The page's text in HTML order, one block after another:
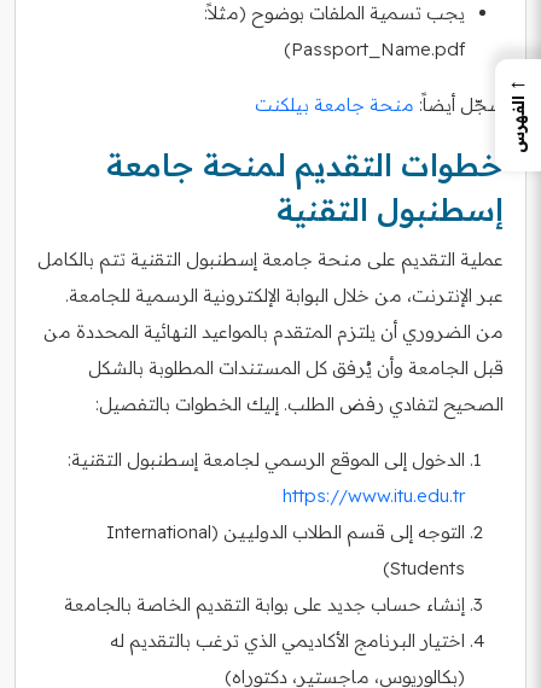
يجب تسمية الملفات بوضوح (مثلاً:
Passport_Name.pdf)
سجّل أيضاً: منحة جامعة بيلكنت
خطوات التقديم لمنحة جامعة
إسطنبول التقنية
عملية التقديم على منحة جامعة إسطنبول التقنية تتم بالكامل
عبر الإنترنت، من خلال البوابة الإلكترونية الرسمية للجامعة.
من الضروري أن يلتزم المتقدم بالمواعيد النهائية المحددة من
قبل الجامعة وأن يُرفق كل المستندات المطلوبة بالشكل
الصحيح لتفادي رفض الطلب. إليك الخطوات بالتفصيل:
الدخول إلى الموقع الرسمي لجامعة إسطنبول التقنية:
https://www.itu.edu.tr
التوجه إلى قسم الطلاب الدوليين (International
Students)
إنشاء حساب جديد على بوابة التقديم الخاصة بالجامعة
اختيار البرنامج الأكاديمي الذي ترغب بالتقديم له
(بكالوريوس، ماجستير، دكتوراه)
←
الفهرس